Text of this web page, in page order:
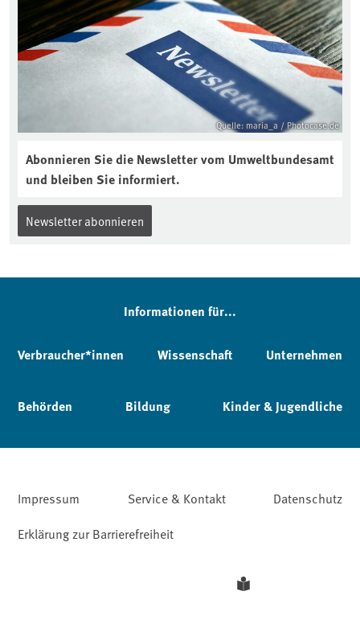
Quelle: maria_a / Photocase.de
Abonnieren Sie die Newsletter vom Umweltbundesamt
und bleiben Sie informiert.
Newsletter abonnieren
Informationen für...
Verbraucher*innen Wissenschaft Unternehmen
Behörden Bildung Kinder & Jugendliche
Impressum Service & Kontakt
Datenschutz
Erklärung zur Barrierefreiheit